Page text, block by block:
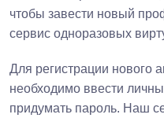
чтобы завести новый
сервис одноразовых
Для регистрации нового
необходимо ввести
придумать пароль. Наш